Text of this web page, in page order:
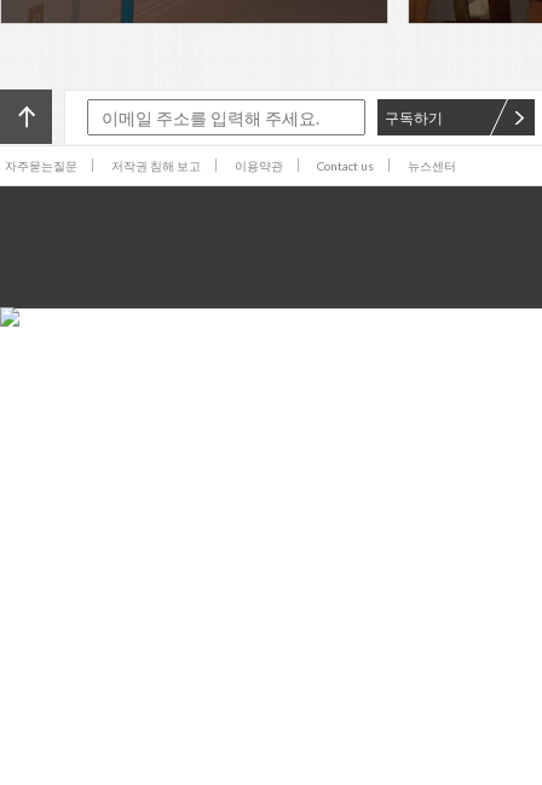
구독하기
자주묻는질문 저작권 침해 보고 이용약관 Contact us 뉴스센터